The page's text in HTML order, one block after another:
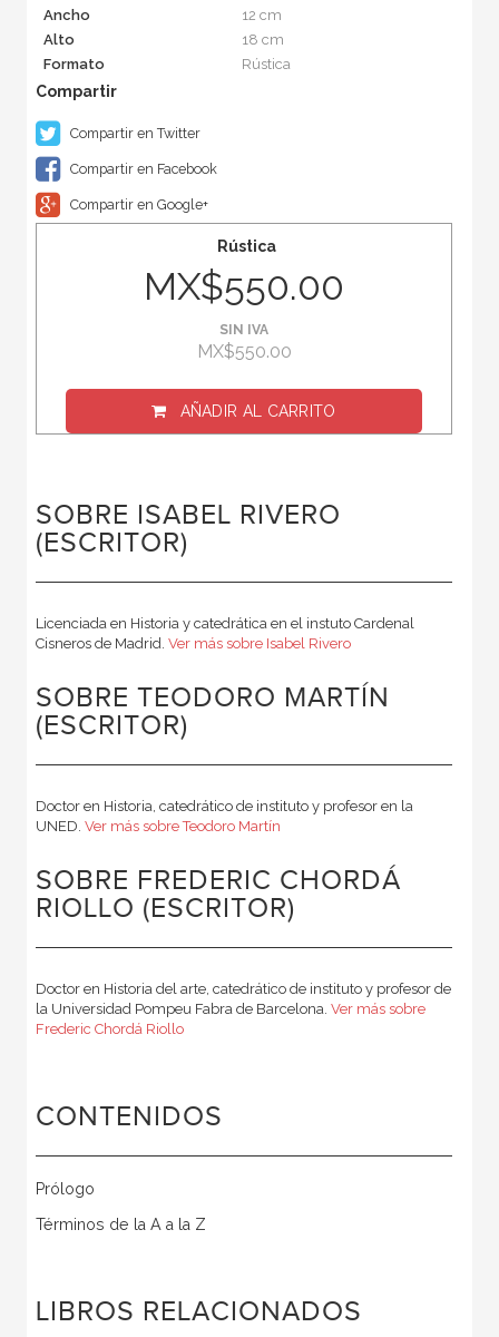
Ancho
12 cm
Alto
18 cm
Formato
Rústica
Compartir en Twitter
Compartir en Facebook
Compartir en Google+
Rústica
MX$550.00
SIN IVA
MX$550.00
AÑADIR AL CARRITO
SOBRE ISABEL RIVERO
(ESCRITOR)
Licenciada en Historia y catedrática en el instuto Cardenal
Cisneros de Madrid. Ver más sobre Isabel Rivero
SOBRE TEODORO MARTÍN
(ESCRITOR)
Doctor en Historia, catedrático de instituto y profesor en la
UNED. Ver más sobre Teodoro Martín
SOBRE FREDERIC CHORDÁ
RIOLLO (ESCRITOR)
Doctor en Historia del arte, catedrático de instituto y profesor de
la Universidad Pompeu Fabra de Barcelona. Ver más sobre
Frederic Chordá Riollo
CONTENIDOS
Prólogo
Términos de la A a la Z
LIBROS RELACIONADOS